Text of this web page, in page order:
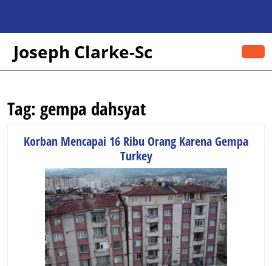
content
Joseph Clarke-Sc
Tag: gempa dahsyat
Korban Mencapai 16 Ribu Orang Karena Gempa
TurkeyKorban
Mencapai
16
Ribu
Orang
Karena
Gempa
Turkey